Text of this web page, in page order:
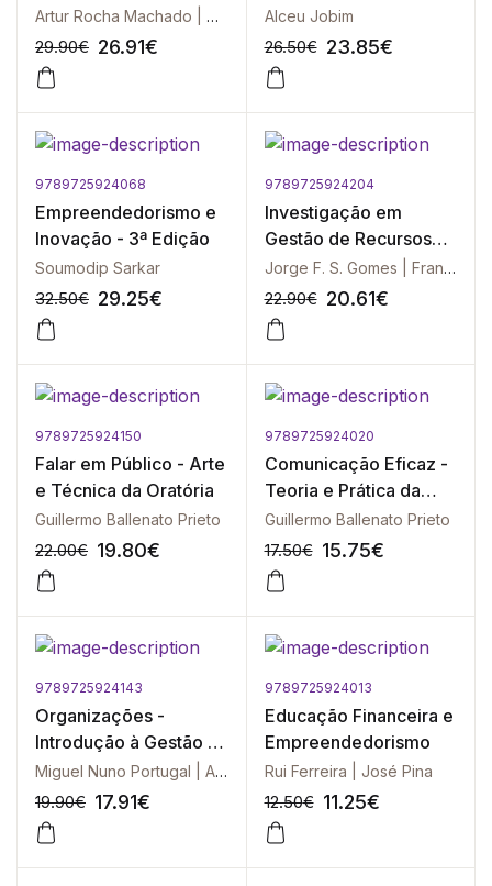
Artur Rocha Machado | Catarina Horta | Fátima Rodrigues | Francisco Cesário | Isabel Moço | Ivo Dias | Joaquim Caetano | Luís Andrade | Maria do Carmo Cunha | Miguel Nuno Portugal | Nuno Goulart Brandão | Pedro Camara | Sandra Miranda
29.90€ 26.91€
Aplicações
Alceu Jobim
26.50€ 23.85€
9789725924068
Empreendedorismo e
Inovação - 3ª Edição
Soumodip Sarkar
32.50€ 29.25€
9789725924204
Investigação em
Gestão de Recursos
Humanos
Jorge F. S. Gomes | Francisco Cesário
22.90€ 20.61€
9789725924150
Falar em Público - Arte
e Técnica da Oratória
Guillermo Ballenato Prieto
22.00€ 19.80€
9789725924020
Comunicação Eficaz -
Teoria e Prática da
Comunicação Humana
Guillermo Ballenato Prieto
17.50€ 15.75€
9789725924143
Organizações -
Introdução à Gestão e
Desenvolvimento das
Pessoas
Miguel Nuno Portugal | Artur Rocha Machado | Dina Maria Rocha Machado
19.90€ 17.91€
9789725924013
Educação Financeira e
Empreendedorismo
Rui Ferreira | José Pina
12.50€ 11.25€